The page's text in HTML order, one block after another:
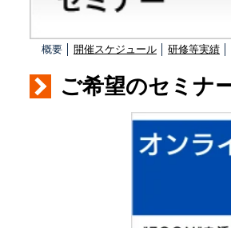
概要 │ 開催スケジュール 研修等実績
ご希望のセミナ